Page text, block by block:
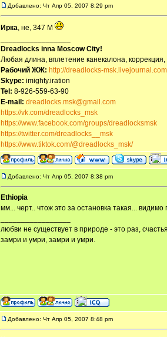
Добавлено: Чт Апр 05, 2007 8:29 pm
Ирка, не, 347 М
Dreadlocks inna Moscow Сity!
Любая длина, вплетение канекалона,
Рабочий ЖЖ: http://dreadlocks-
Skype: imighty.iration
Tel: 8-926-559-63-90
E-mail: dreadlocks.msk@gmail.com
https://vk.com/dreadlocks_msk
https://www.facebook.com/groups/dreadlocksmsk
https://twitter.com/dreadlocks__msk
https://www.tiktok.com/@dreadlocks_msk/
Добавлено: Чт Апр 05, 2007 8:38 pm
Ethiopia
мм... черт.. чтож это за остановка такая...
любви не существует в природе - это раз,
замри и умри, замри и умри.
Добавлено: Чт Апр 05, 2007 8:48 pm